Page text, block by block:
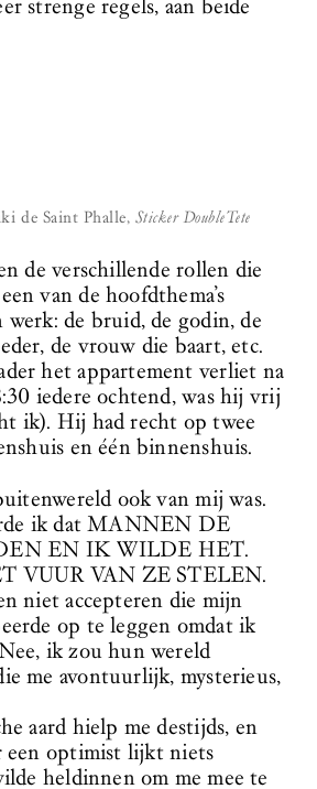
strenge regels, aan beide
de Saint Phalle, Sticker DoubleTete
de verschillende rollen die
van de hoofdthema’s
de bruid, de godin, de
de vrouw die baart, etc.
het appartement verliet na
iedere ochtend, was hij vrij
ik). Hij had recht op twee
en één binnenshuis.
ook van mij was.
ik dat MANNEN DE
EN IK WILDE HET.
VUUR VAN ZE STELEN.
niet accepteren die mijn
op te leggen omdat ik
ik zou hun wereld
me avontuurlijk, mysterieus,
aard hielp me destijds, en
een optimist lijkt niets
heldinnen om me mee te